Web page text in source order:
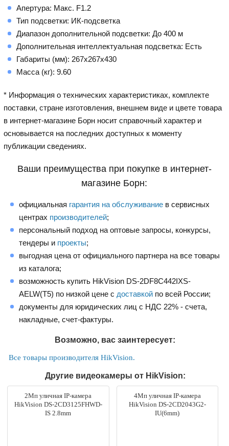
Апертура: Макс. F1.2
Тип подсветки: ИК-подсветка
Диапазон дополнительной подсветки: До 400 м
Дополнительная интеллектуальная подсветка: Есть
Габариты (мм): 267x267x430
Масса (кг): 9.60
* Информация о технических характеристиках, комплекте
поставки, стране изготовления, внешнем виде и цвете товара
в интернет-магазине Борн носит справочный характер и
основывается на последних доступных к моменту
публикации сведениях.
Ваши преимущества при покупке в интернет-
магазине Борн:
официальная гарантия на обслуживание в сервисных
центрах производителей;
персональный подход на оптовые запросы, конкурсы,
тендеры и проекты;
выгодная цена от официального партнера на все товары
из каталога;
возможность купить HikVision DS-2DF8C442IXS-
AELW(T5) по низкой цене с доставкой по всей России;
документы для юридических лиц с НДС 22% - счета,
накладные, счет-фактуры.
Возможно, вас заинтересует:
Все товары производителя HikVision.
Другие видеокамеры от HikVision:
2Мп уличная IP-камера
HikVision DS-2CD3125FHWD-
IS 2.8mm
4Мп уличная IP-камера
HikVision DS-2CD2043G2-
IU(6mm)